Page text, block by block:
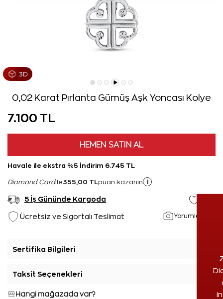
0,02 Karat Pırlanta Gümüş Aşk Yoncası Kolye
7.100 TL
HEMEN SATIN AL
Havale ile ekstra %5 İndirim 6.745 TL
Diamond Cardile355,00 TL puan kazanın i
5 İş Gününde Kargoda
Ücretsiz ve Sigortalı Teslimat Yorumlar(2)
Sertifika Bilgileri
Taksit Seçenekleri
Hangi mağazada var?